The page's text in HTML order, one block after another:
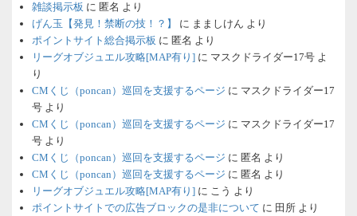
雑談掲示板 に 匿名 より
げん玉【発見！禁断の技！？】
に まましけん より
ポイントサイト総合掲示板 に 匿名 より
リーグオブジュエル攻略[MAP有り] に マスクドライダー17号 よ
り
CMくじ（poncan）巡回を支援するページ に マスクドライダー17
号 より
CMくじ（poncan）巡回を支援するページ に マスクドライダー17
号 より
CMくじ（poncan）巡回を支援するページ に 匿名 より
CMくじ（poncan）巡回を支援するページ に 匿名 より
リーグオブジュエル攻略[MAP有り] に こう より
ポイントサイトでの広告ブロックの是非について に 田所 より